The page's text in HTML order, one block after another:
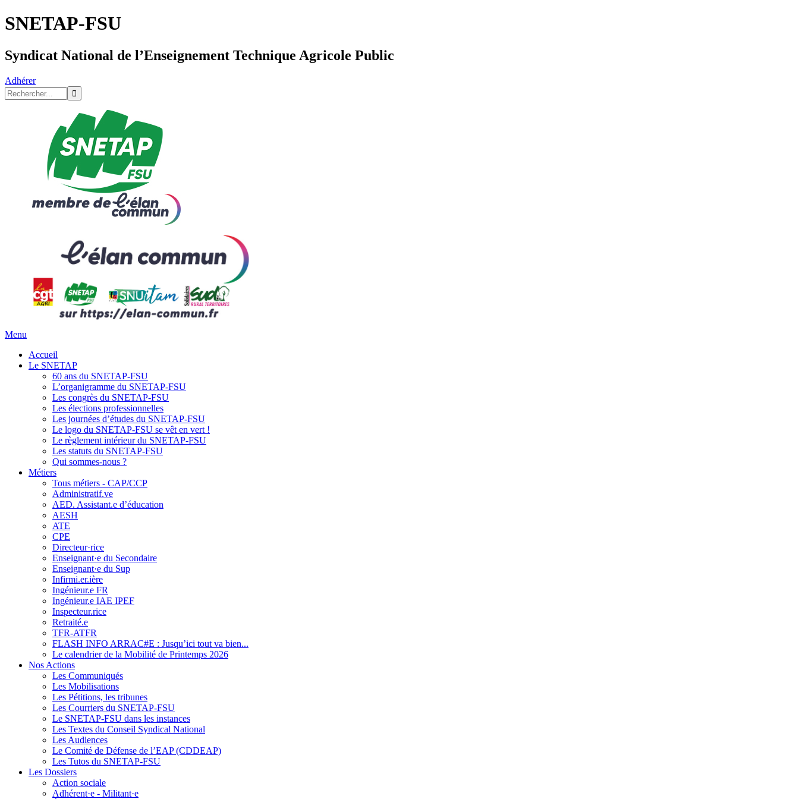
SNETAP-FSU
Syndicat National de l’Enseignement Technique Agricole Public
Adhérer
Menu
Accueil
Le SNETAP
60 ans du SNETAP-FSU
L’organigramme du SNETAP-FSU
Les congrès du SNETAP-FSU
Les élections professionnelles
Les journées d’études du SNETAP-FSU
Le logo du SNETAP-FSU se vêt en vert !
Le règlement intérieur du SNETAP-FSU
Les statuts du SNETAP-FSU
Qui sommes-nous ?
Métiers
Tous métiers - CAP/CCP
Administratif.ve
AED. Assistant.e d’éducation
AESH
ATE
CPE
Directeur·rice
Enseignant·e du Secondaire
Enseignant·e du Sup
Infirmi.er.ière
Ingénieur.e FR
Ingénieur.e IAE IPEF
Inspecteur.rice
Retraité.e
TFR-ATFR
FLASH INFO ARRAC#E : Jusqu’ici tout va bien...
Le calendrier de la Mobilité de Printemps 2026
Nos Actions
Les Communiqués
Les Mobilisations
Les Pétitions, les tribunes
Les Courriers du SNETAP-FSU
Le SNETAP-FSU dans les instances
Les Textes du Conseil Syndical National
Les Audiences
Le Comité de Défense de l’EAP (CDDEAP)
Les Tutos du SNETAP-FSU
Les Dossiers
Action sociale
Adhérent·e - Militant·e